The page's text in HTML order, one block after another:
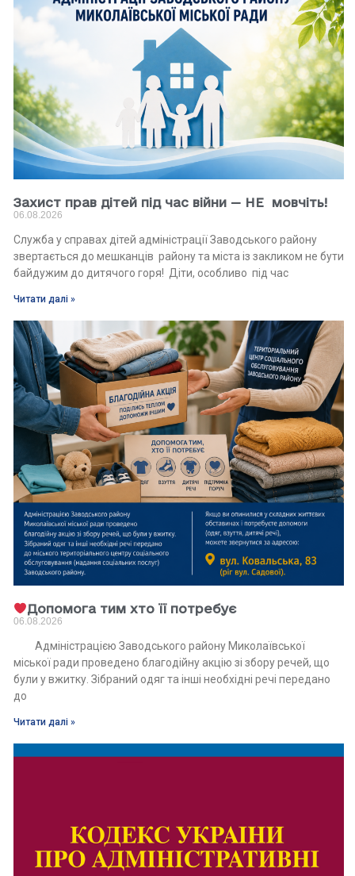
Захист прав дітей під час війни — НЕ мовчіть!
06.08.2026
Служба у справах дітей адміністрації Заводського району
звертається до мешканців району та міста із закликом не бути
байдужим до дитячого горя! Діти, особливо під час
Читати далі »
Допомога тим хто її потребує
06.08.2026
Адміністрацією Заводського району Миколаївської
міської ради проведено благодійну акцію зі збору речей, що
були у вжитку. Зібраний одяг та інші необхідні речі передано
до
Читати далі »